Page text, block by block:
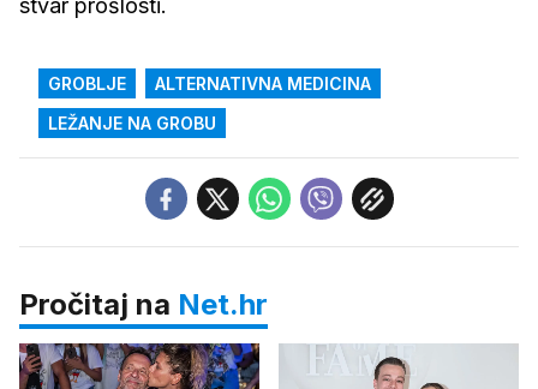
stvar prošlosti.
GROBLJE
ALTERNATIVNA MEDICINA
LEŽANJE NA GROBU
Pročitaj na Net.hr